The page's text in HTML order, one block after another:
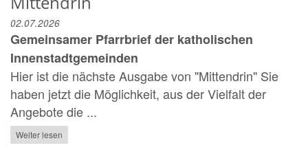
02.07.2026
Gemeinsamer Pfarrbrief der katholischen
Innenstadtgemeinden
Hier ist die nächste Ausgabe von "Mittendrin" Sie
haben jetzt die Möglichkeit, aus der Vielfalt der
Angebote die ...
Weiter lesen